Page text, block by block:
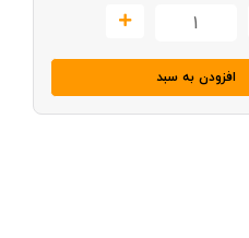
افزودن به سبد